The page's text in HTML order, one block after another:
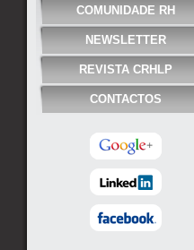
COMUNIDADE RH
NEWSLETTER
REVISTA CRHLP
CONTACTOS